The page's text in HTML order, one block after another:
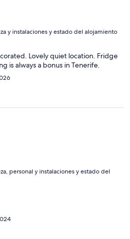
y instalaciones y estado del alojamiento
Lovely quiet location. Fridge
is always a bonus in Tenerife.
personal y instalaciones y estado del